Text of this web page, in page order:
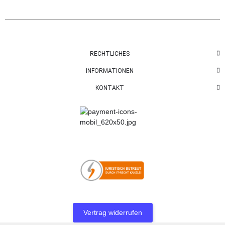
RECHTLICHES
INFORMATIONEN
KONTAKT
Vertrag widerrufen